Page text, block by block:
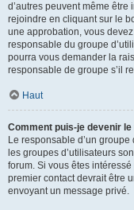
d’autres peuvent même
rejoindre en cliquant sur le
une approbation, vous
responsable du groupe
pourra vous demander la
responsable de groupe s’il
Haut
Comment puis-je devenir le
Le responsable d’un
les groupes d’utilisateurs
forum. Si vous êtes
premier contact devrait être
envoyant un message privé.